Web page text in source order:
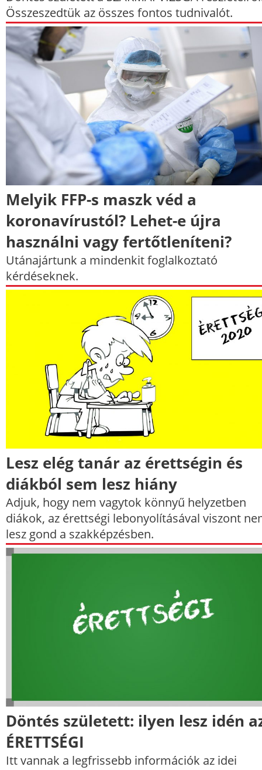
Összeszedtük az összes fontos tudnivalót.
Melyik FFP-s maszk véd a
koronavírustól? Lehet-e újra
használni vagy fertőtleníteni?
Utánajártunk a mindenkit foglalkoztató
kérdéseknek.
Lesz elég tanár az érettségin és
diákból sem lesz hiány
Adjuk, hogy nem vagytok könnyű helyzetben
diákok, az érettségi lebonyolításával viszont
lesz gond a szakképzésben.
Döntés született: ilyen lesz idén
ÉRETTSÉGI
Itt vannak a legfrissebb információk az idei